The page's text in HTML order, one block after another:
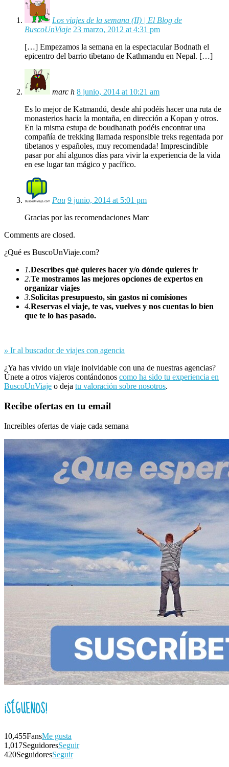
Los viajes de la semana (II) | El Blog de
BuscoUnViaje 23 marzo, 2012 at 4:31 pm
[…] Empezamos la semana en la espectacular Bodnath el
epicentro del barrio tibetano de Kathmandu en Nepal. […]
marc h 8 junio, 2014 at 10:21 am
Es lo mejor de Katmandú, desde ahí podéis hacer una ruta de
monasterios hacia la montaña, en dirección a Kopan y otros.
En la misma estupa de boudhanath podéis encontrar una
compañía de trekking llamada responsible treks regentada por
tibetanos y españoles, muy recomendada! Imprescindible
pasar por ahí algunos días para vivir la experiencia de la vida
en ese lugar tan mágico y pacífico.
Pau 9 junio, 2014 at 5:01 pm
Gracias por las recomendaciones Marc
Comments are closed.
¿Qué es BuscoUnViaje.com?
1.Describes qué quieres hacer y/o dónde quieres ir
2.Te mostramos las mejores opciones de expertos en
organizar viajes
3.Solicitas presupuesto, sin gastos ni comisiones
4.Reservas el viaje, te vas, vuelves y nos cuentas lo bien
que te lo has pasado.
» Ir al buscador de viajes con agencia
¿Ya has vivido un viaje inolvidable con una de nuestras agencias?
Únete a otros viajeros contándonos como ha sido tu experiencia en
BuscoUnViaje o deja tu valoración sobre nosotros.
Recibe ofertas en tu email
Increibles ofertas de viaje cada semana
¡SÍGUENOS!
10,455FansMe gusta
1,017SeguidoresSeguir
420SeguidoresSeguir